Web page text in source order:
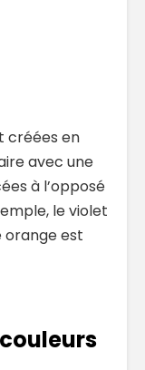
créées en
avec une
à l’opposé
le violet
orange est